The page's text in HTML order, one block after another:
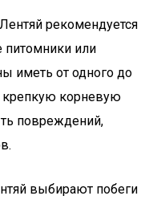
рекомендуется
питомники или
иметь от одного до
крепкую корневую
повреждений,
выбирают побеги